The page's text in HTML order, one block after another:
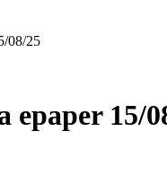
08/25
epaper 15/